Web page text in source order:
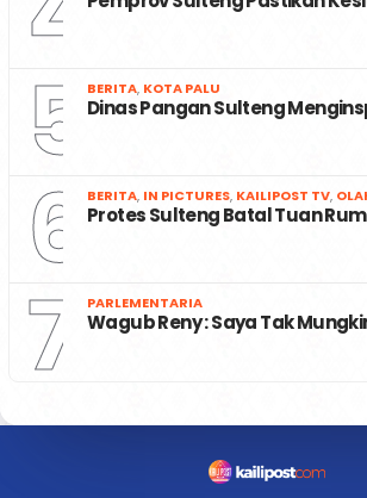
5 BERITA, KOTA PALU
Dinas Pangan Sulteng
6 BERITA, IN PICTURES, KAILIPOST TV,
Protes Sulteng Batal Tuan
7 PARLEMENTARIA
Wagub Reny : Saya Tak